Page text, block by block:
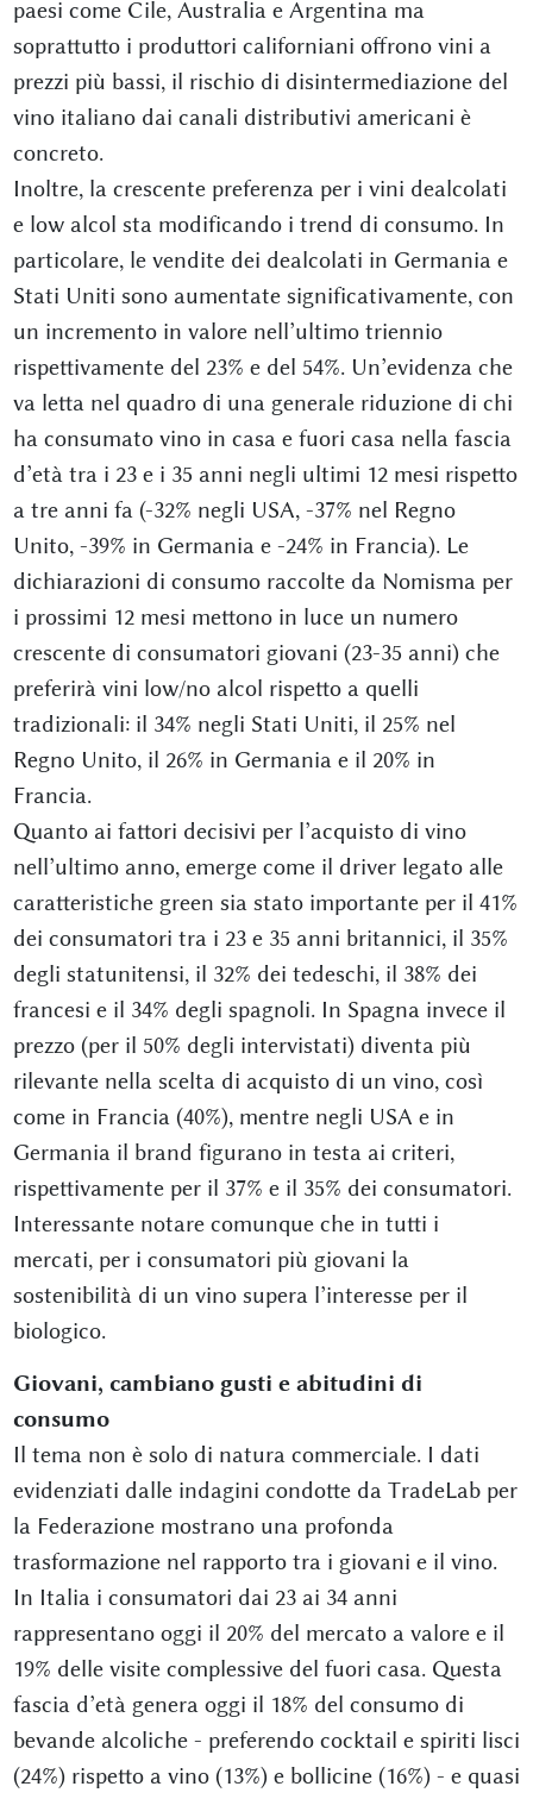
paesi come Cile, Australia e Argentina ma
soprattutto i produttori californiani offrono vini a
prezzi più bassi, il rischio di disintermediazione del
vino italiano dai canali distributivi americani è
concreto.
Inoltre, la crescente preferenza per i vini dealcolati
e low alcol sta modificando i trend di consumo. In
particolare, le vendite dei dealcolati in Germania e
Stati Uniti sono aumentate significativamente, con
un incremento in valore nell’ultimo triennio
rispettivamente del 23% e del 54%. Un’evidenza che
va letta nel quadro di una generale riduzione di chi
ha consumato vino in casa e fuori casa nella fascia
d’età tra i 23 e i 35 anni negli ultimi 12 mesi rispetto
a tre anni fa (-32% negli USA, -37% nel Regno
Unito, -39% in Germania e -24% in Francia). Le
dichiarazioni di consumo raccolte da Nomisma per
i prossimi 12 mesi mettono in luce un numero
crescente di consumatori giovani (23-35 anni) che
preferirà vini low/no alcol rispetto a quelli
tradizionali: il 34% negli Stati Uniti, il 25% nel
Regno Unito, il 26% in Germania e il 20% in
Francia.
Quanto ai fattori decisivi per l’acquisto di vino
nell’ultimo anno, emerge come il driver legato alle
caratteristiche green sia stato importante per il 41%
dei consumatori tra i 23 e 35 anni britannici, il 35%
degli statunitensi, il 32% dei tedeschi, il 38% dei
francesi e il 34% degli spagnoli. In Spagna invece il
prezzo (per il 50% degli intervistati) diventa più
rilevante nella scelta di acquisto di un vino, così
come in Francia (40%), mentre negli USA e in
Germania il brand figurano in testa ai criteri,
rispettivamente per il 37% e il 35% dei consumatori.
Interessante notare comunque che in tutti i
mercati, per i consumatori più giovani la
sostenibilità di un vino supera l’interesse per il
biologico.
Giovani, cambiano gusti e abitudini di
consumo
Il tema non è solo di natura commerciale. I dati
evidenziati dalle indagini condotte da TradeLab per
la Federazione mostrano una profonda
trasformazione nel rapporto tra i giovani e il vino.
In Italia i consumatori dai 23 ai 34 anni
rappresentano oggi il 20% del mercato a valore e il
19% delle visite complessive del fuori casa. Questa
fascia d’età genera oggi il 18% del consumo di
bevande alcoliche - preferendo cocktail e spiriti lisci
(24%) rispetto a vino (13%) e bollicine (16%) - e quasi